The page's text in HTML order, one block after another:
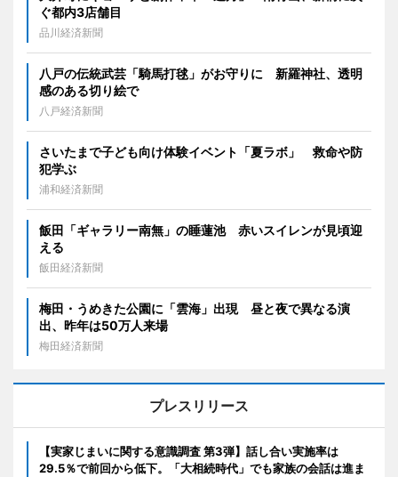
ぐ都内3店舗目
品川経済新聞
八戸の伝統武芸「騎馬打毬」がお守りに 新羅神社、透明
感のある切り絵で
八戸経済新聞
さいたまで子ども向け体験イベント「夏ラボ」 救命や防
犯学ぶ
浦和経済新聞
飯田「ギャラリー南無」の睡蓮池 赤いスイレンが見頃迎
える
飯田経済新聞
梅田・うめきた公園に「雲海」出現 昼と夜で異なる演
出、昨年は50万人来場
梅田経済新聞
プレスリリース
【実家じまいに関する意識調査 第3弾】話し合い実施率は
29.5％で前回から低下。「大相続時代」でも家族の会話は進ま